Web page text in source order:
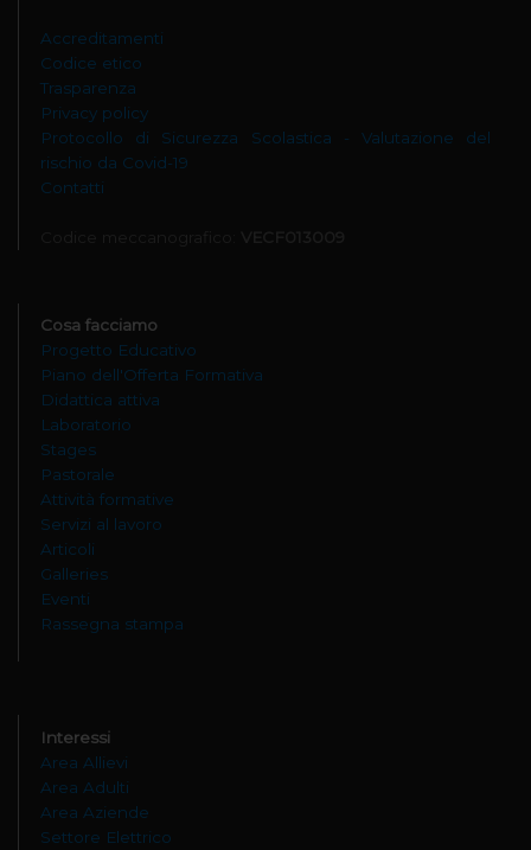
Accreditamenti
Codice etico
Trasparenza
Privacy policy
Protocollo di Sicurezza Scolastica - Valutazione del
rischio da Covid-19
Contatti
Cosa facciamo
Progetto Educativo
Piano dell'Offerta Formativa
Didattica attiva
Laboratorio
Stages
Pastorale
Attività formative
Servizi al lavoro
Articoli
Galleries
Eventi
Rassegna stampa
Interessi
Area Allievi
Area Adulti
Area Aziende
Settore Elettrico